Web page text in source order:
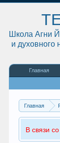
Главная
В связи
Школа Агни
и духовного
Главная